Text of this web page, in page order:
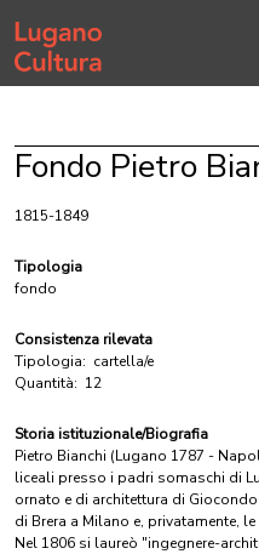
Home page
Fondo Pietro
1815-1849
Tipologia
fondo
Consistenza rilevata
Tipologia: cartella/e
Quantità: 12
Storia istituzionale/Biografia
Pietro Bianchi (Lugano 1787 -
liceali presso i padri somaschi di
ornato e di architettura di
di Brera a Milano e, privatamente,
Nel 1806 si laureò "ingegnere-